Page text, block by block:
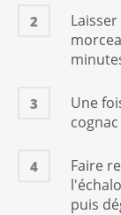
2
3
Une
4
Faire
puis